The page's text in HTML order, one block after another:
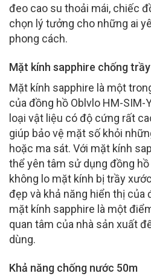
đeo cao su thoải mái, chiếc
chọn lý tưởng cho những ai
phong cách.
Mặt kính sapphire chống
Mặt kính sapphire là một
của đồng hồ Oblvlo HM-SIM-
loại vật liệu có độ cứng rất
giúp bảo vệ mặt số khỏi
hoặc ma sát. Với mặt kính
thể yên tâm sử dụng đồng
không lo mặt kính bị trầy
đẹp và khả năng hiển thị của
mặt kính sapphire là một
quan tâm của nhà sản xuất
dùng.
Khả năng chống nước 50m